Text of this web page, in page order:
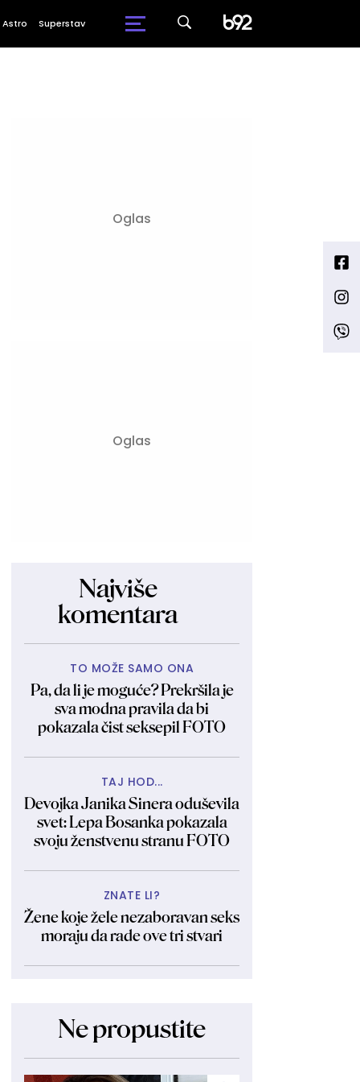
Astro Superstav
Najviše
komentara
TO MOŽE SAMO ONA
Pa, da li je moguće? Prekršila je
sva modna pravila da bi
pokazala čist seksepil FOTO
TAJ HOD...
Devojka Janika Sinera oduševila
svet: Lepa Bosanka pokazala
svoju ženstvenu stranu FOTO
ZNATE LI?
Žene koje žele nezaboravan seks
moraju da rade ove tri stvari
Ne propustite